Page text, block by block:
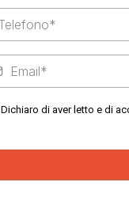
Dichiaro di aver letto e di